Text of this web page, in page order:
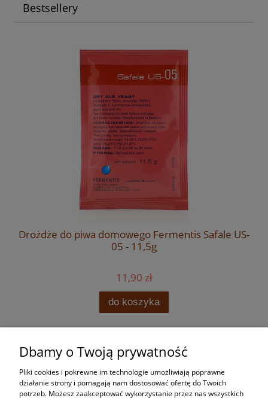
Bestsellery
Drożdże do piwa domowego Fermentis Safale US-
05 - 11,5g
11,90 zł
do koszyka
Zakupy
Pomoc
Dbamy o Twoją prywatność
Pliki cookies i pokrewne im technologie umożliwiają poprawne
działanie strony i pomagają nam dostosować ofertę do Twoich
potrzeb. Możesz zaakceptować wykorzystanie przez nas wszystkich